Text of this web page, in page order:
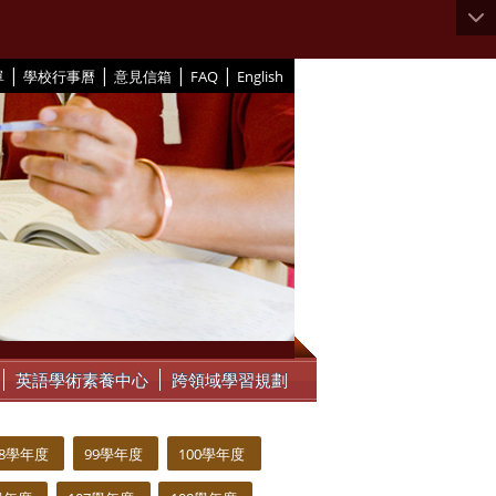
| 學校行事曆 | 意見信箱 | FAQ | English
英語學術素養中心 跨領域學習規劃
學年度 99學年度 100學年度